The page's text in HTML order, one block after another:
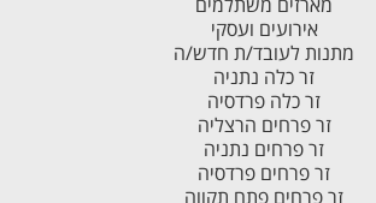
אירועים ועסקי
מתנות לעובד/ת חדש/ה
זר כלה נתניה
זר כלה פרדסיה
זר פרחים הרצליה
זר פרחים נתניה
זר פרחים פרדסיה
זר פרחים פתח תקווה